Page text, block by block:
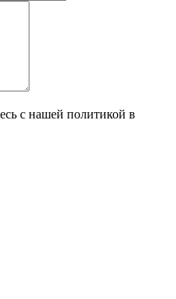
с нашей политикой в